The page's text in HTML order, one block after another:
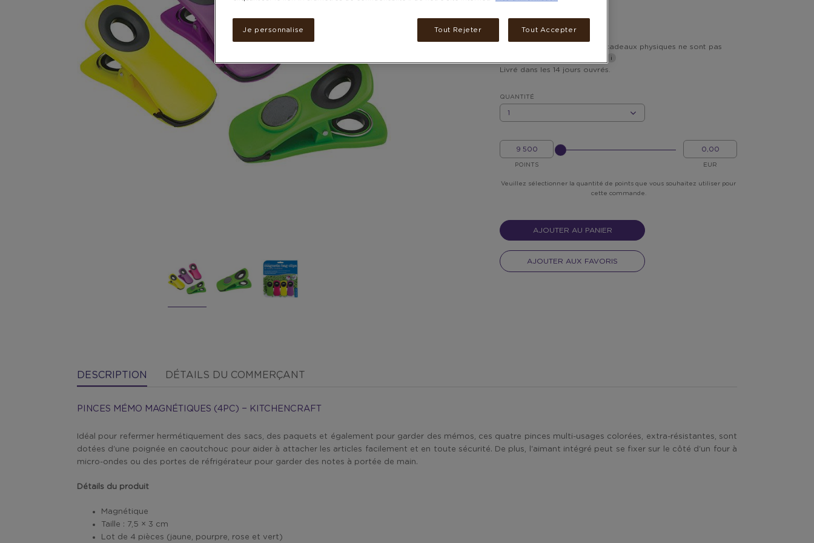
9 500 POINTS
Frais de livraison inclus. Les cadeaux physiques ne sont pas
Livré dans les 14 jours ouvrés.
QUANTITÉ
MON/MA
POINTS
POINTS
MON
ARGENT
EUR
?
Veuillez sélectionner la quantité de points que vous souhaitez utiliser pour
cette commande.
AJOUTER AU PANIER
AJOUTER AUX FAVORIS
DESCRIPTION DÉTAILS DU COMMERÇANT
PINCES MÉMO MAGNÉTIQUES (4PC) − KITCHENCRAFT
Idéal pour refermer hermétiquement des sacs, des paquets et également pour garder des mémos, ces quatre pinces multi-usages colorées, extra-résistantes, sont
dotées d'une poignée en caoutchouc pour aider à attacher les articles facilement et en toute sécurité. De plus, l'aimant intégré peut se fixer sur le côté d'un four à
micro-ondes ou des portes de réfrigérateur pour garder des notes à portée de main.
Détails du produit
Magnétique
Taille : 7,5 × 3 cm
Lot de 4 pièces (jaune, pourpre, rose et vert)
Je personnalise Tout Rejeter Tout Accepter